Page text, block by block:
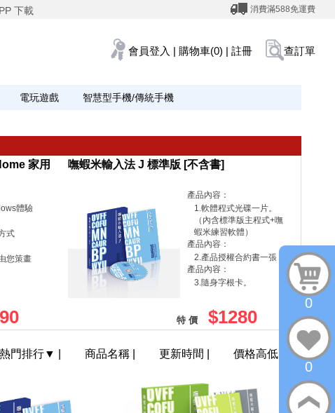
下載 消費滿588免運費
會員登入 | 購物車(0) | 註冊 查訂單
電玩遊戲 智慧型手機/傳統手機
家用
體驗
式
您策畫
嘸蝦米輸入法 J 標準版 [不含書]
產品內容：
1.軟體程式光碟一片。
（內含標準版主程式+嘸
蝦米練習軟體）
產品內容：
2.產品授權合約書一張
產品內容：
3.隨身字根卡。
特 價 $1280
熱門排行▼ 商品名稱 更新時間 價格高低
0
0